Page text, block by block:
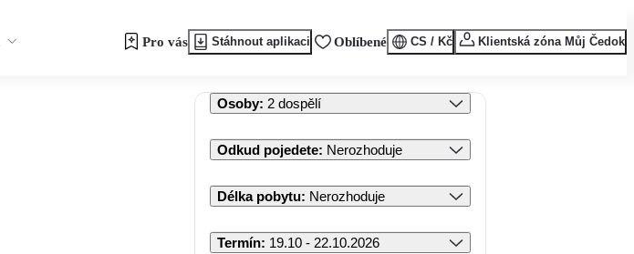
Pro vás Stáhnout aplikaci Oblíbené CS / Kč Klientská zóna Můj Čedok
Osoby: 2 dospělí
Odkud pojedete: Nerozhoduje
Délka pobytu: Nerozhoduje
Termín: 19.10 - 22.10.2026